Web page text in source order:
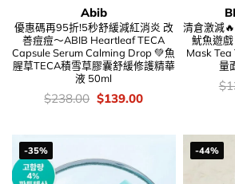
Abib
優惠碼再95折!5秒舒緩減紅消炎 改
善痘痘～ABIB Heartleaf TECA
Capsule Serum Calming Drop 💚魚
腥草TECA積雪草膠囊舒緩修護精華
液 50ml
價
$238.00 Original
$238.00.
$139.00Current
$139.00.
清倉激減
魷魚遊
Mask Tea
量
價
$
-35% -44%